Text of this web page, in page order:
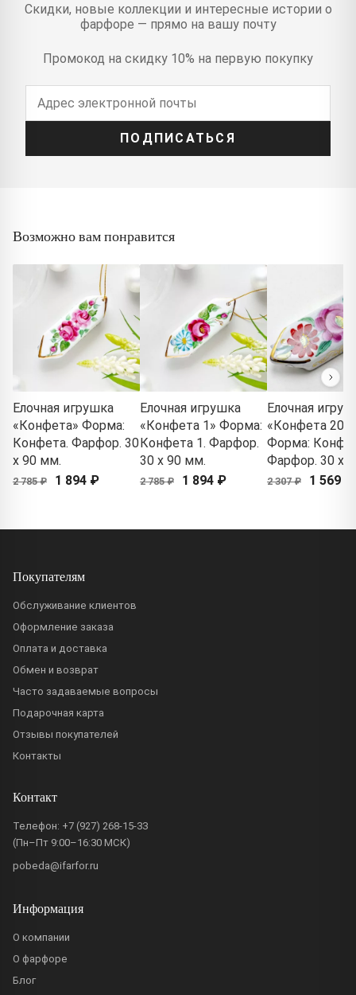
Скидки, новые коллекции и интересные истории о
фарфоре — прямо на вашу почту
Промокод на скидку 10% на первую покупку
ПОДПИСАТЬСЯ
Возможно вам понравится
Елочная игрушка
«Конфета» Форма:
Конфета. Фарфор. 30
x 90 мм.
2 785 ₽ 1 894 ₽
Елочная игрушка
«Конфета 1» Форма:
Конфета 1. Фарфор.
30 x 90 мм.
2 785 ₽ 1 894 ₽
Елочная
«Конфета 20»
Форма:
Фарфор. 30 x
2 307 ₽ 1 569 ₽
Покупателям
Обслуживание клиентов
Оформление заказа
Оплата и доставка
Обмен и возврат
Часто задаваемые вопросы
Подарочная карта
Отзывы покупателей
Контакты
Контакт
Телефон: +7 (927) 268-15-33
(Пн–Пт 9:00–16:30 МСК)
pobeda@ifarfor.ru
Информация
О компании
О фарфоре
Блог